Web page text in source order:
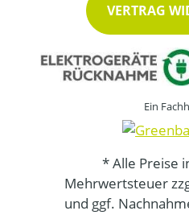
VERTRAG
Ein
* Alle Preise
Mehrwertsteuer
und ggf.